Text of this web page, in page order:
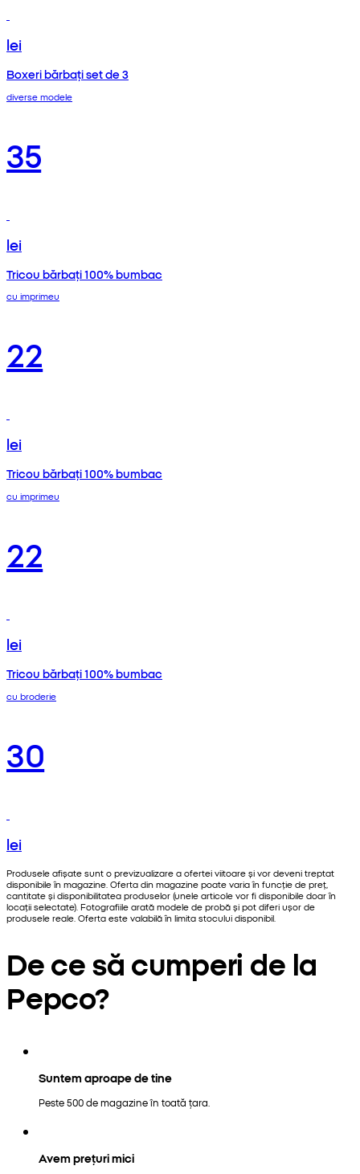
lei
Boxeri bărbați set de 3
diverse modele
35
lei
Tricou bărbați 100% bumbac
cu imprimeu
22
lei
Tricou bărbați 100% bumbac
cu imprimeu
22
lei
Tricou bărbați 100% bumbac
cu broderie
30
lei
Produsele afișate sunt o previzualizare a ofertei viitoare și vor deveni treptat
disponibile în magazine. Oferta din magazine poate varia în funcție de preț,
cantitate și disponibilitatea produselor (unele articole vor fi disponibile doar în
locații selectate). Fotografiile arată modele de probă și pot diferi ușor de
produsele reale. Oferta este valabilă în limita stocului disponibil.
De ce să cumperi de la
Pepco?
Suntem aproape de tine
Peste 500 de magazine în toată țara.
Avem prețuri mici